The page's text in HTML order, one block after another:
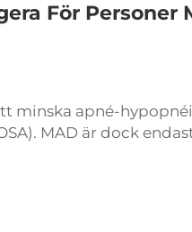
För Personer
minska apné-
MAD är dock
kliniker. Forskn...